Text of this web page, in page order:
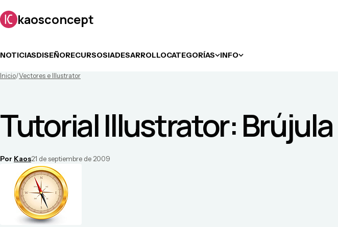
kaosconcept
NOTICIASDISEÑORECURSOSIADESARROLLOCATEGORÍAS INFO
Inicio/Vectores e Illustrator
Tutorial Illustrator: Brújula
Por Kaos21 de septiembre de 2009